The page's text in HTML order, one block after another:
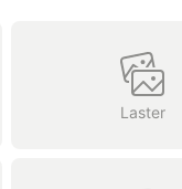
Laster